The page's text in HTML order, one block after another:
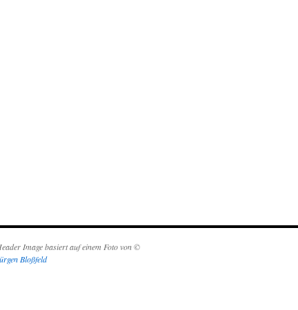
Image basiert auf einem Foto von ©
Bloßfeld